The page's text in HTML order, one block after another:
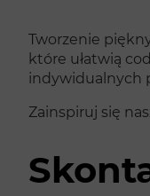
Tworzenie
które ułatwią
indywidualnych
Zainspiruj się